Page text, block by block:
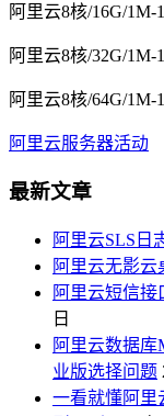
阿里云8核/16G/
阿里云8核/32G/
阿里云8核/64G/
阿里云服务器活动
最新文章
阿里云SLS日
阿里云无影
阿里云短信接
日
阿里云数据
业版选择问题
一看就懂阿里